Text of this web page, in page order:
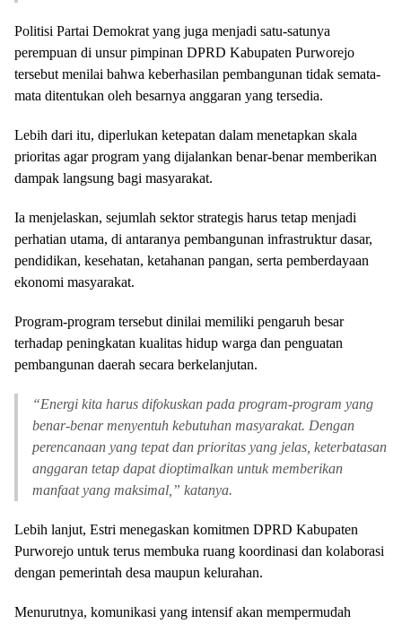
Politisi Partai Demokrat yang juga menjadi satu-satunya
perempuan di unsur pimpinan DPRD Kabupaten Purworejo
tersebut menilai bahwa keberhasilan pembangunan tidak semata-
mata ditentukan oleh besarnya anggaran yang tersedia.
Lebih dari itu, diperlukan ketepatan dalam menetapkan skala
prioritas agar program yang dijalankan benar-benar memberikan
dampak langsung bagi masyarakat.
Ia menjelaskan, sejumlah sektor strategis harus tetap menjadi
perhatian utama, di antaranya pembangunan infrastruktur dasar,
pendidikan, kesehatan, ketahanan pangan, serta pemberdayaan
ekonomi masyarakat.
Program-program tersebut dinilai memiliki pengaruh besar
terhadap peningkatan kualitas hidup warga dan penguatan
pembangunan daerah secara berkelanjutan.
“Energi kita harus difokuskan pada program-program yang
benar-benar menyentuh kebutuhan masyarakat. Dengan
perencanaan yang tepat dan prioritas yang jelas, keterbatasan
anggaran tetap dapat dioptimalkan untuk memberikan
manfaat yang maksimal,” katanya.
Lebih lanjut, Estri menegaskan komitmen DPRD Kabupaten
Purworejo untuk terus membuka ruang koordinasi dan kolaborasi
dengan pemerintah desa maupun kelurahan.
Menurutnya, komunikasi yang intensif akan mempermudah